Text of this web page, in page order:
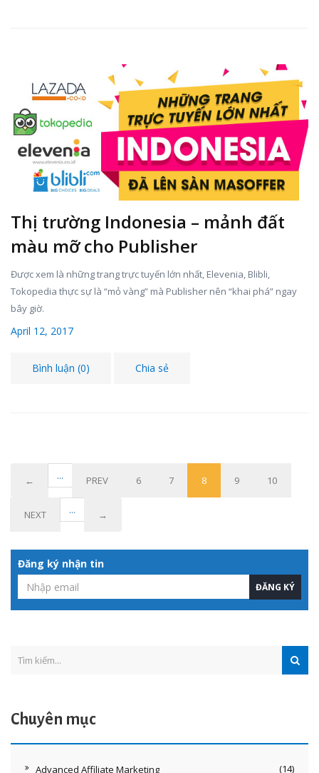
Thị trường Indonesia – mảnh đất
màu mỡ cho Publisher
Được xem là những trang trực tuyến lớn nhất, Elevenia, Blibli,
Tokopedia thực sự là “mỏ vàng” mà Publisher nên “khai phá” ngay
bây giờ.
April 12, 2017
Bình luận (0) Chia sẻ
← ... PREV 6 7 8 9 10
NEXT ... →
Đăng ký nhận tin
Chuyên mục
Advanced Affiliate Marketing (14)